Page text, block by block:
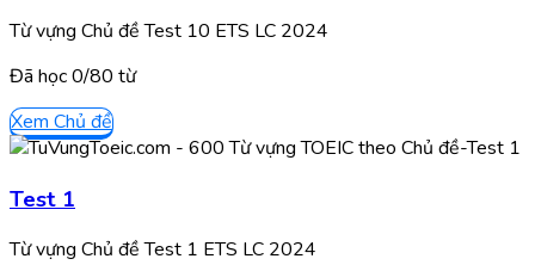
Từ vựng Chủ đề Test 10 ETS LC 2024
Đã học0/80 từ
Xem Chủ đề
Test 1
Từ vựng Chủ đề Test 1 ETS LC 2024